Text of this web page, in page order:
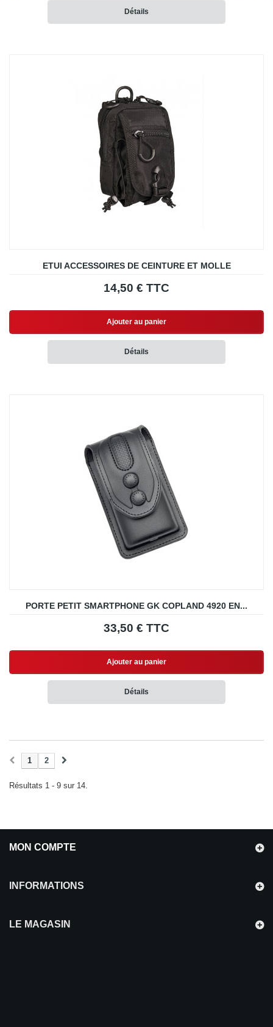
Détails
ETUI ACCESSOIRES DE CEINTURE ET MOLLE
14,50 € TTC
Ajouter au panier
Détails
PORTE PETIT SMARTPHONE GK COPLAND 4920 EN...
33,50 € TTC
Ajouter au panier
Détails
1 2
Résultats 1 - 9 sur 14.
MON COMPTE
INFORMATIONS
LE MAGASIN